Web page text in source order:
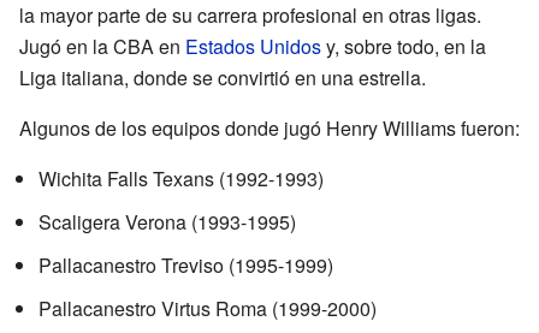
la mayor parte de su carrera profesional en otras ligas.
Jugó en la CBA en Estados Unidosy, sobre todo, en la
Liga italiana, donde se convirtió en una estrella.
Algunos de los equipos donde jugó Henry Williams fueron:
Wichita Falls Texans (1992-1993)
Scaligera Verona (1993-1995)
Pallacanestro Treviso (1995-1999)
Pallacanestro Virtus Roma (1999-2000)